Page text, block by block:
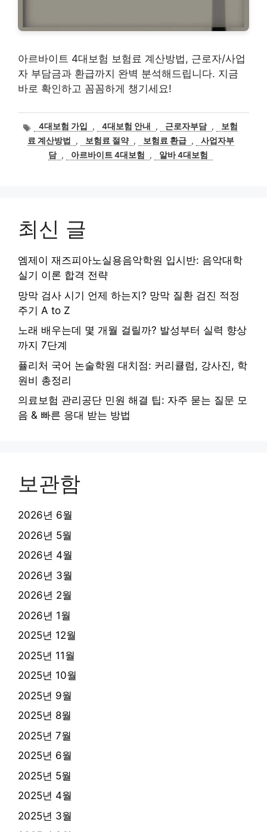
아르바이트 4대보험 보험료 계산방법, 근로자/사업
자 부담금과 환급까지 완벽 분석해드립니다. 지금
바로 확인하고 꼼꼼하게 챙기세요!
태
그
4대보험 가입 , 4대보험 안내 , 근로자부담 ,
보험
료 계산방법
, 보험료 절약 , 보험료 환급 ,
사업자부
담 , 아르바이트 4대보험 , 알바 4대보험
최신 글
엠제이 재즈피아노실용음악학원 입시반: 음악대학
실기 이론 합격 전략
망막 검사 시기 언제 하는지? 망막 질환 검진 적정
주기 A to Z
노래 배우는데 몇 개월 걸릴까? 발성부터 실력 향상
까지 7단계
퓰리처 국어 논술학원 대치점: 커리큘럼, 강사진, 학
원비 총정리
의료보험 관리공단 민원 해결 팁: 자주 묻는 질문 모
음 & 빠른 응대 받는 방법
보관함
2026년 6월
2026년 5월
2026년 4월
2026년 3월
2026년 2월
2026년 1월
2025년 12월
2025년 11월
2025년 10월
2025년 9월
2025년 8월
2025년 7월
2025년 6월
2025년 5월
2025년 4월
2025년 3월